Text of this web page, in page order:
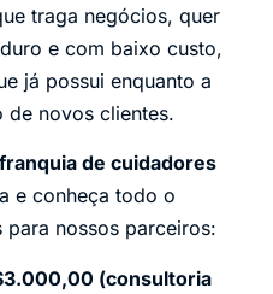
traga negócios, quer
e com baixo custo,
já possui enquanto a
de novos clientes.
franquia de cuidadores
e conheça todo o
nossos parceiros:
(consultoria